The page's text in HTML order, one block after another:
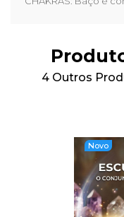
4 Outros
Novo